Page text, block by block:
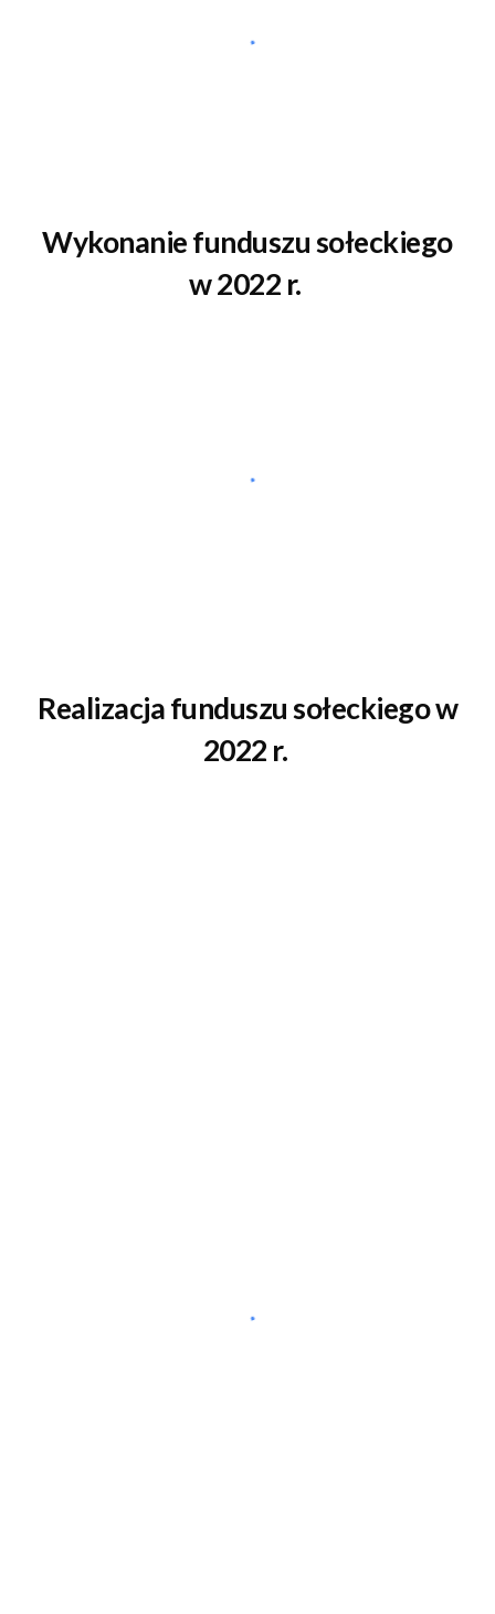
Wykonanie funduszu sołeckiego
w 2022 r.
Realizacja funduszu sołeckiego w
2022 r.